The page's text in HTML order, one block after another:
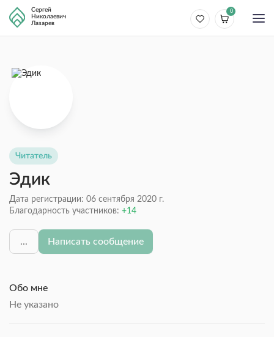
Сергей
Николаевич
Лазарев
0
Читатель
Эдик
Дата регистрации: 06 сентября 2020 г.
Благодарность участников:
14
... Написать сообщение
Обо мне
Не указано